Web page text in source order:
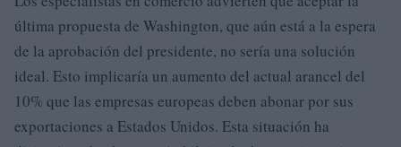
última propuesta de Washington, que aún está a la espera
de la aprobación del presidente, no sería una solución
ideal. Esto implicaría un aumento del actual arancel del
10% que las empresas europeas deben abonar por sus
exportaciones a Estados Unidos. Esta situación ha